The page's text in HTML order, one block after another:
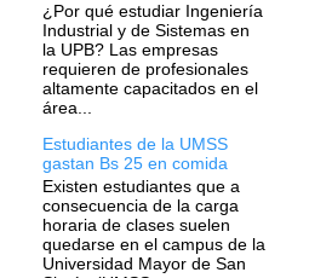
¿Por qué estudiar Ingeniería
Industrial y de Sistemas en
la UPB? Las empresas
requieren de profesionales
altamente capacitados en el
área...
Estudiantes de la UMSS
gastan Bs 25 en comida
Existen estudiantes que a
consecuencia de la carga
horaria de clases suelen
quedarse en el campus de la
Universidad Mayor de San